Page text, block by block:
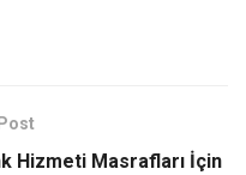
Hizmeti Masrafları İçin